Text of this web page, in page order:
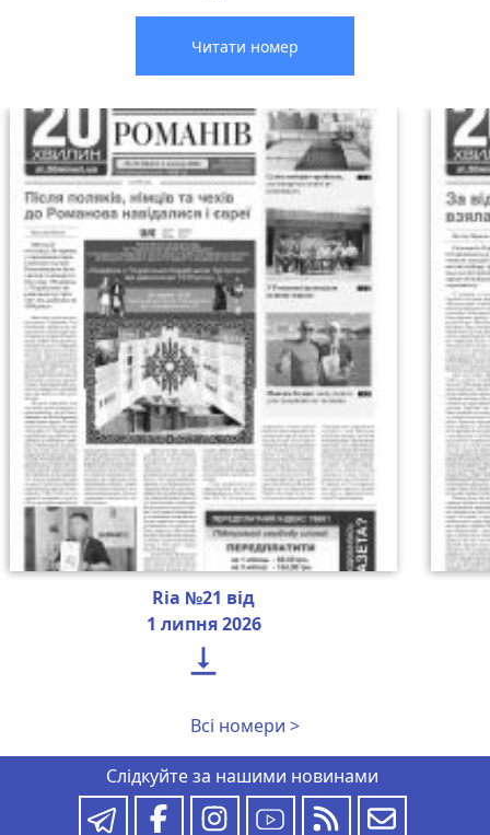
Читати номер
Ria №21 від
1 липня 2026

Всі номери >
Слідкуйте за нашими новинами